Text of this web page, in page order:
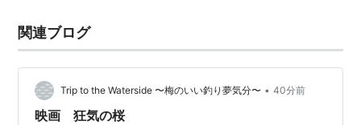
デバイスサポート
パソコンやスマートフォンの他、テレビやゲーム機など
でも利用できる。
関連ブログ
Trip to the Waterside 〜梅のいい釣り夢気分〜 • 40分前
映画 狂気の桜